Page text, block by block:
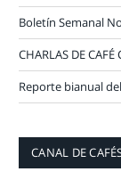
Boletín Semanal
CHARLAS DE
Reporte bianual
CANAL DE